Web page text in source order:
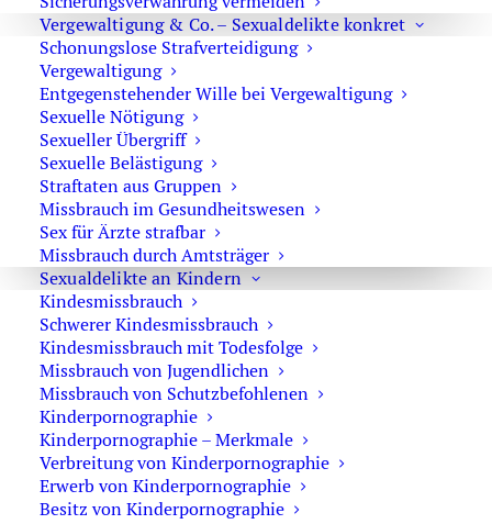
Vergewaltigung & Co. – Sexualdelikte konkret
Schonungslose Strafverteidigung
Vergewaltigung
Entgegenstehender Wille bei Vergewaltigung
Sexuelle Nötigung
Sexueller Übergriff
Sexuelle Belästigung
Straftaten aus Gruppen
Missbrauch im Gesundheitswesen
Sex für Ärzte strafbar
Missbrauch durch Amtsträger
Sexualdelikte an Kindern
Kindesmissbrauch
Schwerer Kindesmissbrauch
Kindesmissbrauch mit Todesfolge
Missbrauch von Jugendlichen
Missbrauch von Schutzbefohlenen
Kinderpornographie
Kinderpornographie – Merkmale
Verbreitung von Kinderpornographie
Erwerb von Kinderpornographie
Besitz von Kinderpornographie
Rechtsanwalt Oliver Marson
Adresse: Kurfürstendamm 66, 10707 Berlin
Telefon:+49 30 720 22 970
Fax +49 30 720 22 771
E-Mail:marson@anwaltmarson.de
Hilfe im Notfall
Sie können sich im Notfall rund um die Uhr an uns
wenden. Bitte wählen Sie:
Typische Notfälle sind: Festnahme, Anordnung der
Untersuchungshaft oder Hausdurchsuchungen.
Impressum·Datenschutz